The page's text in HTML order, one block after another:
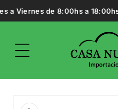
directamente
al contenido
a Viernes de 8:00hs a